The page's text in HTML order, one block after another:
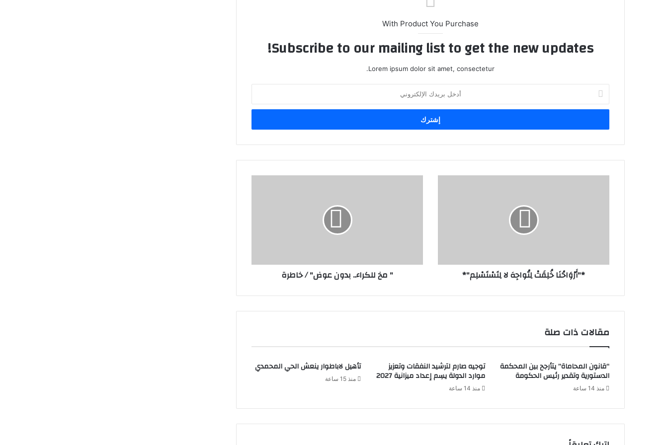
With Product You Purchase
Subscribe to our mailing list to get the new updates!
Lorem ipsum dolor sit amet, consectetur.
أدخل
بريدك
الإلكتروني
*"أَرْوَاحُنَا خُلِقَتْ لِتُواجِهَ لا لِتَسْتَسْلِم"* " مخ للكراء.. بدون عوض" / خاطرة
مقالات ذات صلة
“قانون المحاماة” يتأرجح بين المحكمة
الدستورية وتقدير رئيس الحكومة
منذ 14 ساعة
توجيه صارم لترشيد النفقات وتعزيز
موارد الدولة يسِم إعداد ميزانية 2027
منذ 14 ساعة
تأهيل لاباطوار ينعش الحي المحمدي
منذ 15 ساعة